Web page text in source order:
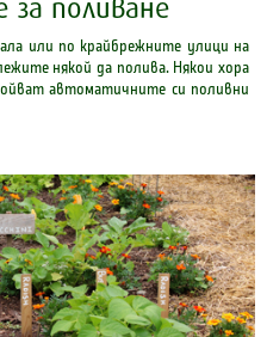
поливане
или по крайбрежните улици на
някой да полива. Някои хора
автоматичните си поливни